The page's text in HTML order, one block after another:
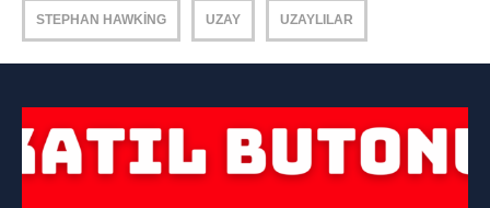
STEPHAN HAWKING UZAY UZAYLILAR